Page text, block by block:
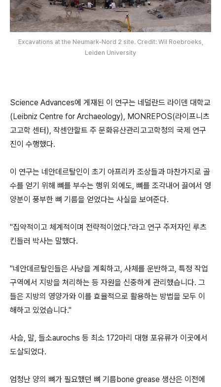
Excavations at the Neumark-Nord 2 site. Credit: Wil Roebroeks,
Leiden University
Science Advances에 게재된 이 연구는 네덜란드 라이덴 대학교
(Leibniz Centre for Archaeology), MONREPOS(라이프니츠
고고학 센터), 작센안할트 주 문화유산관리고고학청의 국제 연구
진이 수행했다.
이 연구는 네안데르탈인이 초기 아프리카 조상들과 마찬가지로 골
수를 얻기 위해 뼈를 부수는 행위 외에도, 뼈를 조각내어 끓여서 영
양분이 풍부한 뼈 기름을 얻었다는 사실을 보여준다.
"집약적이고 체계적이며 전략적이었다."라고 연구 주저자인 루츠
킨들러 박사는 말했다.
"네안데르탈인들은 사냥을 계획하고, 사체를 운반하고, 특정 작업
구역에서 지방을 처리하는 등 자원을 신중하게 관리했습니다. 그
들은 지방의 영양가와 이를 효율적으로 활용하는 방법을 모두 이
해하고 있었습니다."
사슴, 말, 들소aurochs 등 최소 172마리 대형 포유류가 이곳에서
도살되었다.
엄청난 양의 뼈가 필요했던 뼈 기름bone grease 생산은 이전에